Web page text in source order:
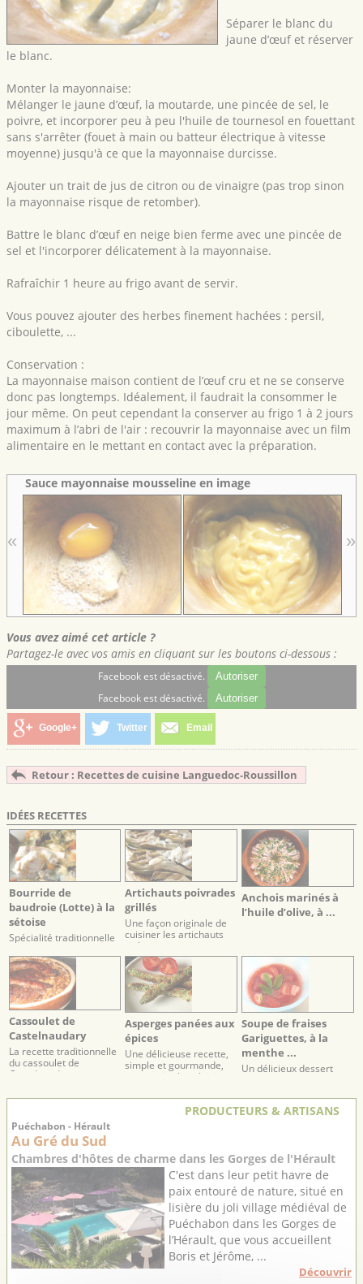
Séparer le blanc du
jaune d’œuf et réserver
le blanc.
Monter la mayonnaise:
Mélanger le jaune d’œuf, la moutarde, une pincée de sel, le
poivre, et incorporer peu à peu l'huile de tournesol en fouettant
sans s'arrêter (fouet à main ou batteur électrique à vitesse
moyenne) jusqu'à ce que la mayonnaise durcisse.
Ajouter un trait de jus de citron ou de vinaigre (pas trop sinon
la mayonnaise risque de retomber).
Battre le blanc d’œuf en neige bien ferme avec une pincée de
sel et l'incorporer délicatement à la mayonnaise.
Rafraîchir 1 heure au frigo avant de servir.
Vous pouvez ajouter des herbes finement hachées : persil,
ciboulette, ...
Conservation :
La mayonnaise maison contient de l’œuf cru et ne se conserve
donc pas longtemps. Idéalement, il faudrait la consommer le
jour même. On peut cependant la conserver au frigo 1 à 2 jours
maximum à l’abri de l'air : recouvrir la mayonnaise avec un film
alimentaire en le mettant en contact avec la préparation.
Sauce mayonnaise mousseline en image
« »
Vous avez aimé cet article ?
Partagez-le avec vos amis en cliquant sur les boutons ci-dessous :
Facebook est désactivé. Autoriser
Facebook est désactivé. Autoriser
Google+ Twitter Email
Retour : Recettes de cuisine Languedoc-Roussillon
IDÉES RECETTES
Bourride de
baudroie (Lotte) à la
sétoise
Spécialité traditionnelle
Artichauts poivrades
grillés
Une façon originale de
cuisiner les artichauts
violets.
Anchois marinés à
l’huile d’olive, à ...
Cassoulet de
Castelnaudary
La recette traditionnelle
du cassoulet de
Castelnaudary
Asperges panées aux
épices
Une délicieuse recette,
simple et gourmande,
pour varier les plaisirs
Soupe de fraises
Gariguettes, à la
menthe ...
Un délicieux dessert
PRODUCTEURS & ARTISANS
Puéchabon - Hérault
Au Gré du Sud
Chambres d'hôtes de charme dans les Gorges de l'Hérault
C'est dans leur petit havre de
paix entouré de nature, situé en
lisière du joli village médiéval de
Puéchabon dans les Gorges de
l’Hérault, que vous accueillent
Boris et Jérôme, ...
Découvrir